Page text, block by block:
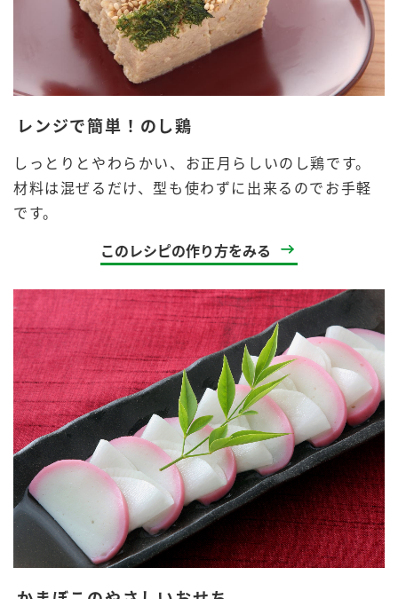
レンジで簡単！のし鶏
しっとりとやわらかい、お正月らしいのし鶏です。
材料は混ぜるだけ、型も使わずに出来るのでお手軽
です。
このレシピの作り方をみる